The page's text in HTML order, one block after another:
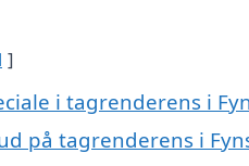
i tagrenderens i
på tagrenderens i